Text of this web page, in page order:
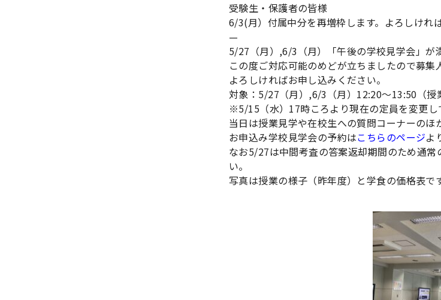
受験生・保護者の皆様
6/3(月）付属中分を再増枠します。よろしけれ
—
5/27（月）,6/3（月）「午後の学校見学会」が
この度ご対応可能のめどが立ちましたので募集
よろしければお申し込みください。
対象：5/27（月）,6/3（月）12:20～13:50（授
※5/15（水）17時ころより現在の定員を変更し
当日は授業見学や在校生への質問コーナーのほ
お申込み学校見学会の予約はこちらのページよ
なお5/27は中間考査の答案返却期間のため通
い。
写真は授業の様子（昨年度）と学食の価格表で